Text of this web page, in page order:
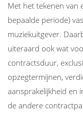
Met het tekenen van
bepaalde periode)
muziekuitgever.
uiteraard ook wat
contractsduur,
opzegtermijnen,
aansprakelijkheid en
de andere